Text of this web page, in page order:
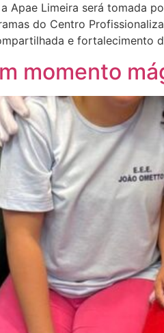
Apae Limeira será tomada
do Centro
e fortalecimento
momento